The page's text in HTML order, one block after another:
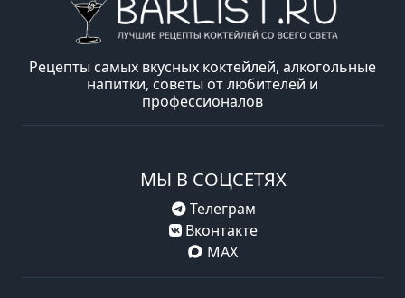
Рецепты самых вкусных коктейлей, алкогольные
напитки, советы от любителей и
профессионалов
МЫ В СОЦСЕТЯХ
Телеграм
Вконтакте
MAX